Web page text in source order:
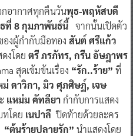
กอากาศทุกคืนวันพุธ-พฤหัสบดี
ที่ 8 กุมภาพันธ์นี้จากนั้นเปิดตัว
งผู้กำกับมือทอง สันต์ ศรีแก้ว
งโดย ตรี ภรภัทร, กรีน อัษฎาพร
สุดเข้มข้นเรื่อง “รัก..ร้าย” ที่
ดาวิกา, มิว ศุภศิษฏ์, เจษ
แหม่ม คัทลียากำกับการแสดง
โดย เนปาลี ปิดท้ายด้วยละคร
“ต้นร้ายปลายรัก” นำแสดงโดย